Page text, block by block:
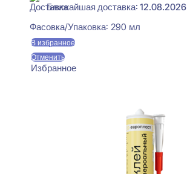
Ближайшая доставка: 12.08.2026
Фасовка/Упаковка: 290 мл
В избранное
Отменить
Избранное